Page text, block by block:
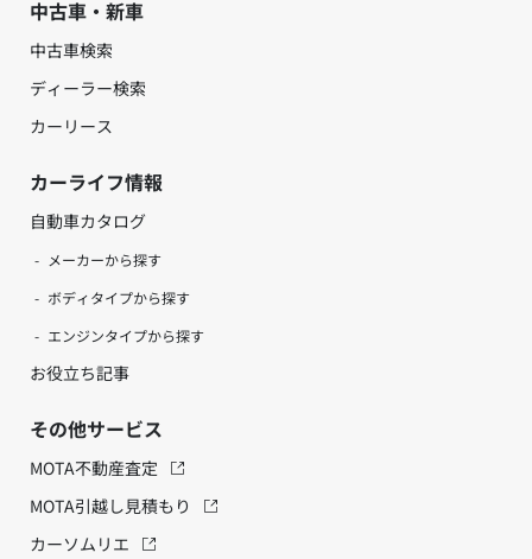
中古車・新車
中古車検索
ディーラー検索
カーリース
カーライフ情報
自動車カタログ
メーカーから探す
ボディタイプから探す
エンジンタイプから探す
お役立ち記事
その他サービス
MOTA不動産査定
MOTA引越し見積もり
カーソムリエ